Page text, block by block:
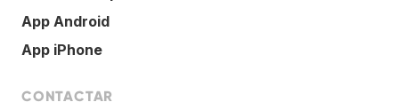
App Android
App iPhone
CONTACTAR